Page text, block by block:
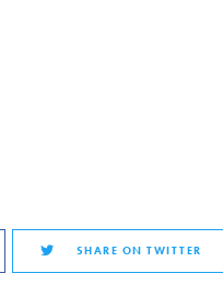
SHARE ON TWITTER